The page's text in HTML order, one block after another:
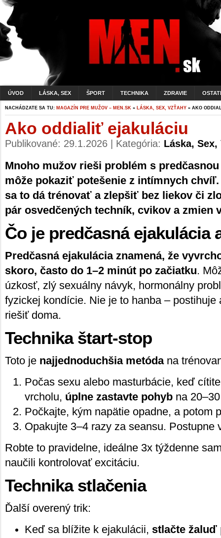
ÚVOD LÁSKA, SEX ŠPORT TECHNIKA ZDRAVIE
NACHÁDZATE SA TU: MAGAZÍN PRE MUŽOV – MEN.SK » LÁSKA, SEX, VZŤAHY » AKO
Ako oddialiť ejakuláciu
Publikované: 29.1.2026 | Kategória: Láska,
Mnoho mužov rieši problém s
môže pokaziť potešenie z intímnych
sa to dá trénovať a zlepšiť bez liekov či
pár osvedčených techník, cvikov a zmien
Čo je predčasná ejakulácia
Predčasná ejakulácia znamená, že
skoro, často do 1–2 minút po začiatku.
úzkosť, zlý sexuálny návyk, hormonálny
fyzickej kondície. Nie je to hanba – postihuje
riešiť doma.
Technika štart-stop
Toto je najjednoduchšia metódana
Počas sexu alebo masturbácie, keď
vrcholu, úplne zastavte pohyb na
Počkajte, kým napätie opadne, a potom
Opakujte 3–4 razy za seansu. Postupne
Robte to pravidelne, ideálne 3x týždenne
naučili kontrolovať excitáciu.
Technika stlačenia
Ďalší overený trik:
Keď sa blížite k ejakulácii, stlačte žaluď